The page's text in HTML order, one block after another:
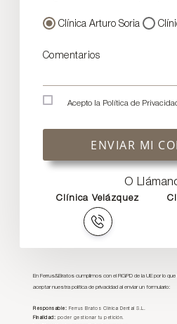
Clínica Arturo Soria
Comentarios
Acepto la Política de
ENVIAR MI
O
Clínica Velázquez
En Ferrus&Bratos cumplimos con el RGPD de la UE por lo
aceptar nuestra política de privacidad al enviar un formulario:
Responsable: Ferrus Bratos Clínica Dental S.L.
Finalidad: poder gestionar tu petición.